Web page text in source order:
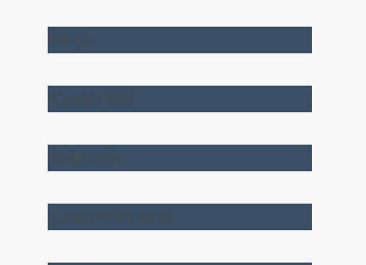
Póráz
Kutyabiléta
Szájkosár
Jutalomfalt tartó